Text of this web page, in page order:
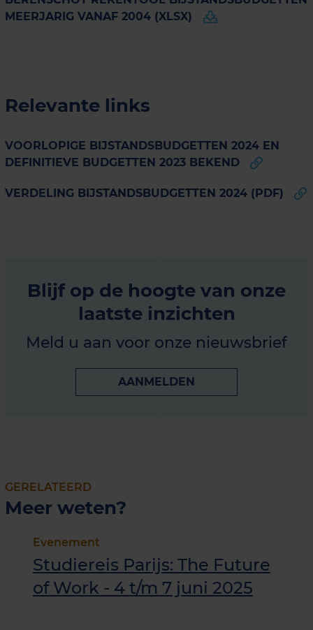
MEERJARIG VANAF 2004 (XLSX)
Relevante links
VOORLOPIGE BIJSTANDSBUDGETTEN 2024 EN
DEFINITIEVE BUDGETTEN 2023 BEKEND
VERDELING BIJSTANDSBUDGETTEN 2024 (PDF)
Blijf op de hoogte van onze
laatste inzichten
Meld u aan voor onze nieuwsbrief
AANMELDEN
GERELATEERD
Meer weten?
Evenement
Studiereis Parijs: The Future
of Work - 4 t/m 7 juni 2025